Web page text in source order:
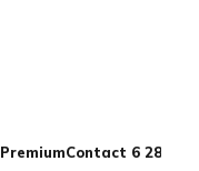
PremiumContact 6 285/40